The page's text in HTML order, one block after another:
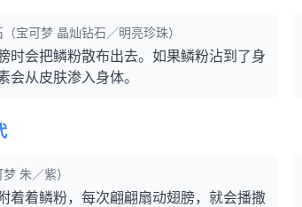
宝可梦 晶灿钻石／明亮珍珠）
时会把鳞粉散布出去。如果鳞粉沾到了身
会从皮肤渗入身体。
朱／紫）
着着鳞粉，每次翩翩扇动翅膀，就会播撒